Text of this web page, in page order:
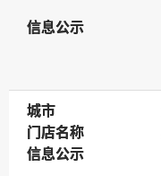
信息公示
信息公示
城市
城市
门店名称
门店名称
信息公示
信息公示